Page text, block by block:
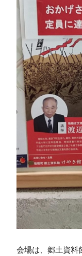
会場は、郷土資料